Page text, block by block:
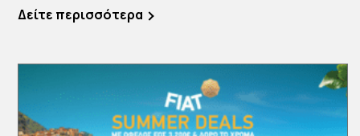
Δείτε περισσότερα